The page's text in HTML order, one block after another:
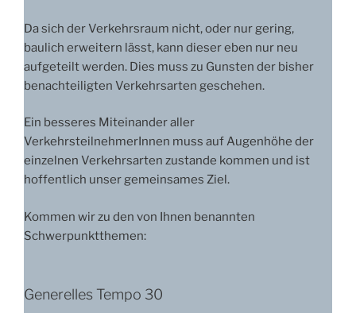
Da sich der Verkehrsraum nicht, oder nur gering,
baulich erweitern lässt, kann dieser eben nur neu
aufgeteilt werden. Dies muss zu Gunsten der bisher
benachteiligten Verkehrsarten geschehen.
Ein besseres Miteinander aller
VerkehrsteilnehmerInnen muss auf Augenhöhe der
einzelnen Verkehrsarten zustande kommen und ist
hoffentlich unser gemeinsames Ziel.
Kommen wir zu den von Ihnen benannten
Schwerpunktthemen:
Generelles Tempo 30